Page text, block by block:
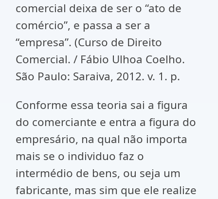
comercial deixa de ser o “ato de
comércio”, e passa a ser a
“empresa”. (Curso de Direito
Comercial. / Fábio Ulhoa Coelho.
São Paulo: Saraiva, 2012. v. 1. p.
Conforme essa teoria sai a figura
do comerciante e entra a figura do
empresário, na qual não importa
mais se o individuo faz o
intermédio de bens, ou seja um
fabricante, mas sim que ele realize